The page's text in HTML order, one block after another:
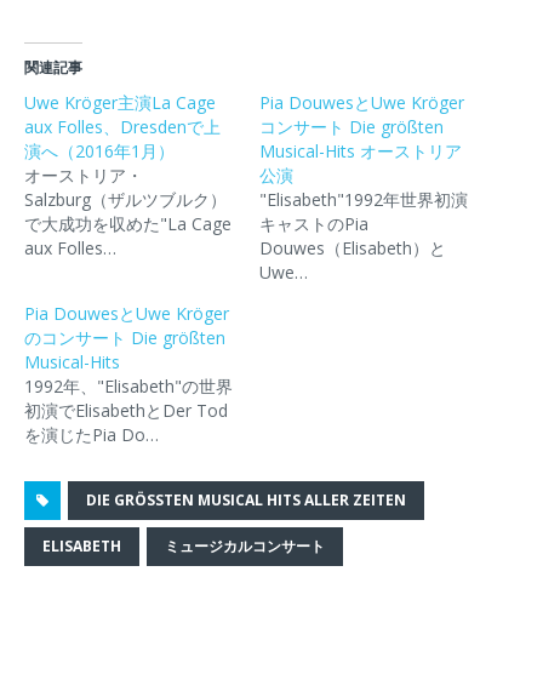
て
T
w
i
t
t
e
r
で
共
有
(
新
し
ン
ド
ウ
で
開
き
ま
す
)
で
共
有
す
る
に
は
ク
リ
ッ
だ
さ
い
新
し
い
ウ
ィ
ウ
で
開
す
c
k
e
ェ
ア
新
ン
ド
ウ
開
き
ま
に
メ
ー
ル
で
リ
ン
ク
を
信
新
)
(
新
し
い
ウ
ン
ド
ウ
で
開
関連記事
Uwe Kröger主演La Cage
aux Folles、Dresdenで上
演へ（2016年1月）
オーストリア・
Salzburg（ザルツブルク）
で大成功を収めた"La Cage
aux Folles…
Pia DouwesとUwe Kröger
コンサート Die größten
Musical-Hits オーストリア
公演
"Elisabeth"1992年世界初演
キャストのPia
Douwes（Elisabeth）と
Uwe…
Pia DouwesとUwe Kröger
のコンサート Die größten
Musical-Hits
1992年、"Elisabeth"の世界
初演でElisabethとDer Tod
を演じたPia Do…
DIE GRÖSSTEN MUSICAL HITS ALLER ZEITEN
ELISABETH ミュージカルコンサート